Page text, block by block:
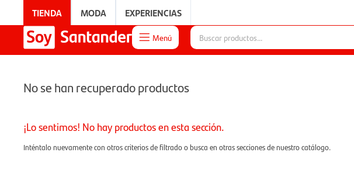
TIENDA MODA EXPERIENCIAS
 Menú
No se han recuperado productos
¡Lo sentimos! No hay productos en esta sección.
Inténtalo nuevamente con otros criterios de filtrado o busca en otras secciones de nuestro catálogo.